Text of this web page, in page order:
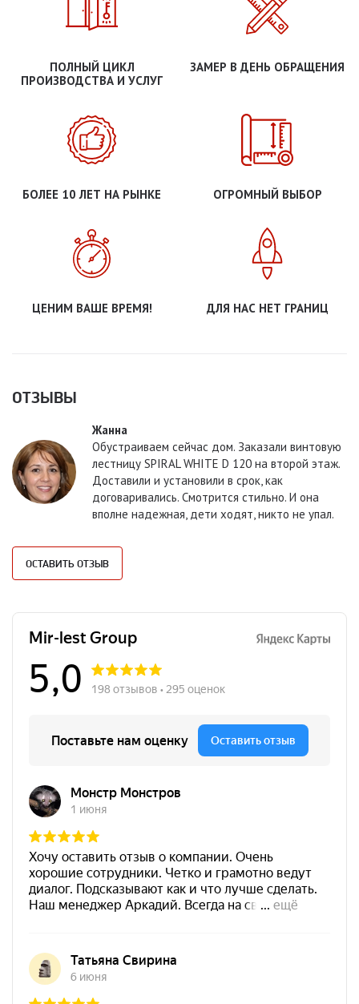
ПОЛНЫЙ ЦИКЛ
ПРОИЗВОДСТВА И УСЛУГ
ЗАМЕР В ДЕНЬ ОБРАЩЕНИЯ
БОЛЕЕ 10 ЛЕТ НА РЫНКЕ ОГРОМНЫЙ ВЫБОР
ЦЕНИМ ВАШЕ ВРЕМЯ! ДЛЯ НАС НЕТ ГРАНИЦ
ОТЗЫВЫ
Жанна
Обустраиваем сейчас дом. Заказали винтовую
лестницу SPIRAL WHITE D 120 на второй этаж.
Доставили и установили в срок, как
договаривались. Смотрится стильно. И она
вполне надежная, дети ходят, никто не упал.
ОСТАВИТЬ ОТЗЫВ